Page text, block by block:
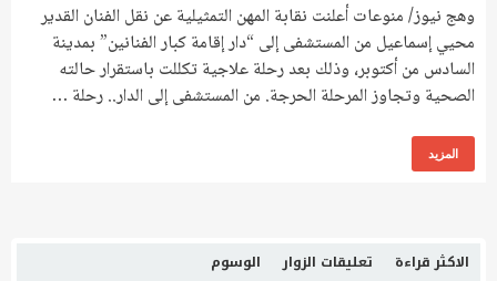
وهج نيوز/ منوعات أعلنت نقابة المهن التمثيلية عن نقل الفنان القدير
محيي إسماعيل من المستشفى إلى “دار إقامة كبار الفنانين” بمدينة
السادس من أكتوبر، وذلك بعد رحلة علاجية تكللت باستقرار حالته
الصحية وتجاوز المرحلة الحرجة. من المستشفى إلى الدار.. رحلة …
المزيد
الاكثر قراءة تعليقات الزوار الوسوم